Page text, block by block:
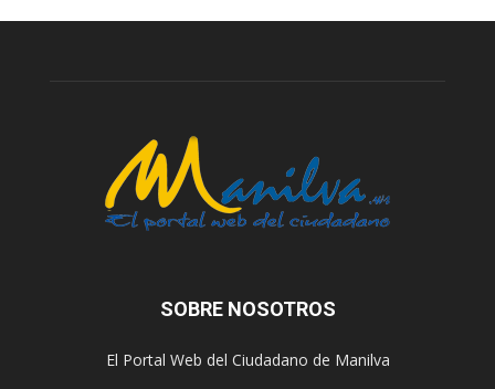
SOBRE NOSOTROS
El Portal Web del Ciudadano de Manilva